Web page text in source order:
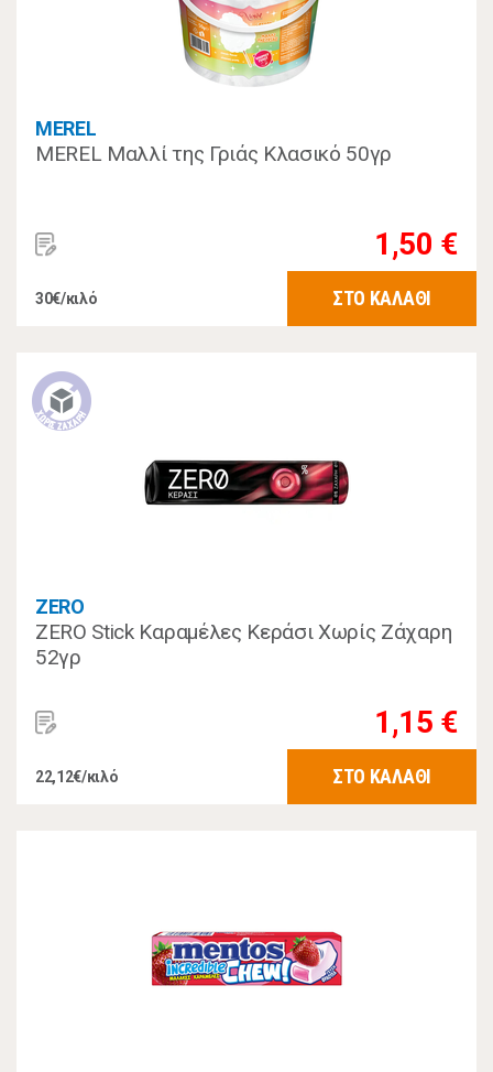
MEREL
MEREL Μαλλί της Γριάς Κλασικό 50γρ
1,50 €
30€/κιλό ΣΤΟ ΚΑΛΑΘΙ
ZERO
ZERO Stick Καραμέλες Κεράσι Χωρίς Ζάχαρη
52γρ
1,15 €
22,12€/κιλό ΣΤΟ ΚΑΛΑΘΙ